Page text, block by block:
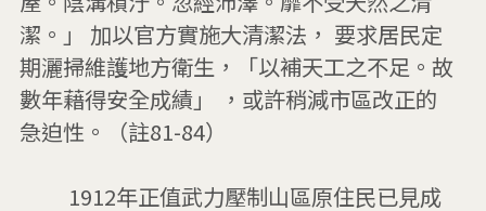
潔。」 加以官方實施大清潔法， 要求居民定
期灑掃維護地方衛生，「以補天工之不足。故
數年藉得安全成績」 ，或許稍減市區改正的
急迫性。（註81-84）